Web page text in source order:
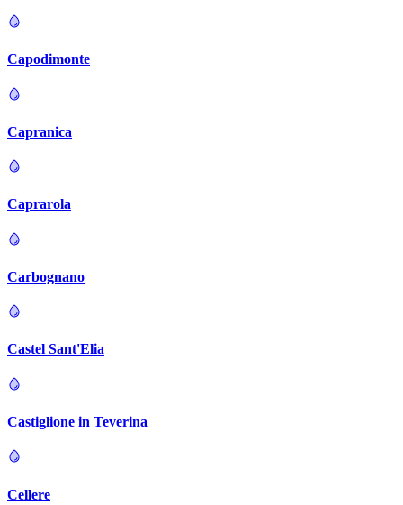
Capodimonte
Capranica
Caprarola
Carbognano
Castel Sant'Elia
Castiglione in Teverina
Cellere